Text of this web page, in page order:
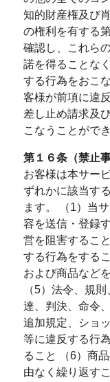
知的財産権及び
の権利を有する
確認し、これら
諾を得ることな
する行為をおこ
客様が前項に違
差し止め請求及
こなうことがで
第１６条（禁止事
お客様は本サー
ずれかに該当す
ます。 （1）当
容を送信・登録
営を阻害するこ
する行為をする
および商品など
（5）法令、規
達、判決、命令
追加規定、ショ
等に違反する行
ること （6）商
由なく繰り返す